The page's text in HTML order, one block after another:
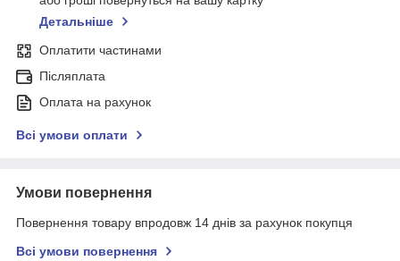
Детальніше
Оплатити частинами
Післяплата
Оплата на рахунок
Всі умови оплати
Умови повернення
Повернення товару впродовж 14 днів за рахунок покупця
Всі умови повернення